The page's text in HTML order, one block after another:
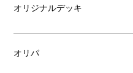
オリジナルデッキ
オリパ